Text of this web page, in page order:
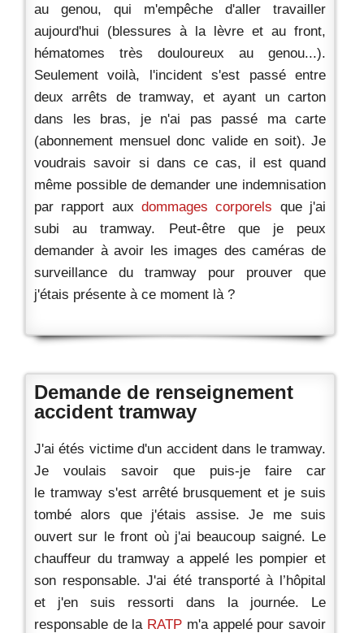
au genou, qui m'empêche d'aller travailler
aujourd'hui (blessures à la lèvre et au front,
hématomes très douloureux au genou...).
Seulement voilà, l'incident s'est passé entre
deux arrêts de tramway, et ayant un carton
dans les bras, je n'ai pas passé ma carte
(abonnement mensuel donc valide en soit). Je
voudrais savoir si dans ce cas, il est quand
même possible de demander une indemnisation
par rapport aux dommages corporels que j'ai
subi au tramway. Peut-être que je peux
demander à avoir les images des caméras de
surveillance du tramway pour prouver que
j'étais présente à ce moment là ?
Demande de renseignement
accident tramway
J'ai étés victime d'un accident dans le tramway.
Je voulais savoir que puis-je faire car
le tramway s'est arrêté brusquement et je suis
tombé alors que j'étais assise. Je me suis
ouvert sur le front où j'ai beaucoup saigné. Le
chauffeur du tramway a appelé les pompier et
son responsable. J'ai été transporté à l’hôpital
et j'en suis ressorti dans la journée. Le
responsable de la RATP m'a appelé pour savoir